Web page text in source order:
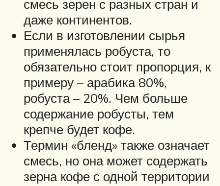
смесь зерен с разных стран и
даже континентов.
Если в изготовлении сырья
применялась робуста, то
обязательно стоит пропорция, к
примеру – арабика 80%,
робуста – 20%. Чем больше
содержание робусты, тем
крепче будет кофе.
Термин «бленд» также означает
смесь, но она может содержать
зерна кофе с одной территории